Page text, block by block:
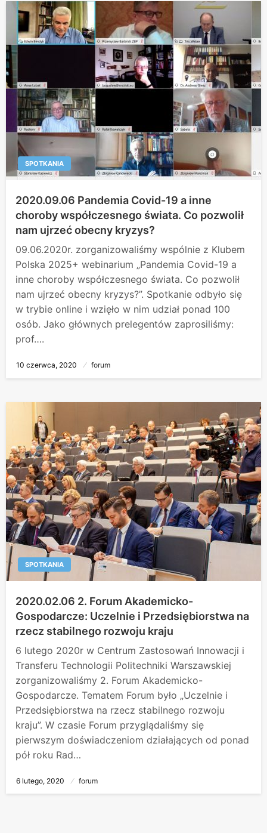
SPOTKANIA
2020.09.06 Pandemia Covid-19 a inne
choroby współczesnego świata. Co pozwolił
nam ujrzeć obecny kryzys?
09.06.2020r. zorganizowaliśmy wspólnie z Klubem
Polska 2025+ webinarium „Pandemia Covid-19 a
inne choroby współczesnego świata. Co pozwolił
nam ujrzeć obecny kryzys?”. Spotkanie odbyło się
w trybie online i wzięło w nim udział ponad 100
osób. Jako głównych prelegentów zaprosiliśmy:
prof….
Opublikowane
10 czerwca, 2020 forum
SPOTKANIA
2020.02.06 2. Forum Akademicko-
Gospodarcze: Uczelnie i Przedsiębiorstwa na
rzecz stabilnego rozwoju kraju
6 lutego 2020r w Centrum Zastosowań Innowacji i
Transferu Technologii Politechniki Warszawskiej
zorganizowaliśmy 2. Forum Akademicko-
Gospodarcze. Tematem Forum było „Uczelnie i
Przedsiębiorstwa na rzecz stabilnego rozwoju
kraju”. W czasie Forum przyglądaliśmy się
pierwszym doświadczeniom działających od ponad
pół roku Rad…
Opublikowane
6 lutego, 2020 forum